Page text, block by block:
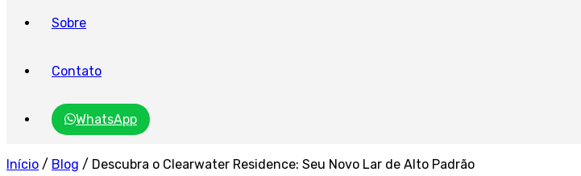
Sobre
Contato
WhatsApp
Início / Blog / Descubra o Clearwater Residence: Seu Novo Lar de Alto Padrão